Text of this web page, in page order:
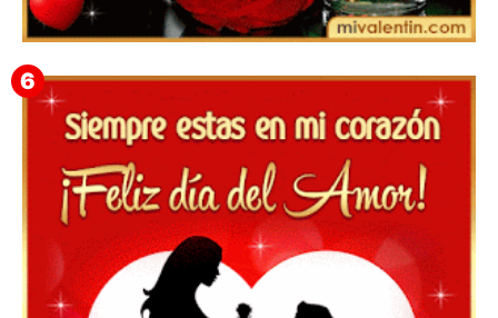
Feliz San Valentín Azucena